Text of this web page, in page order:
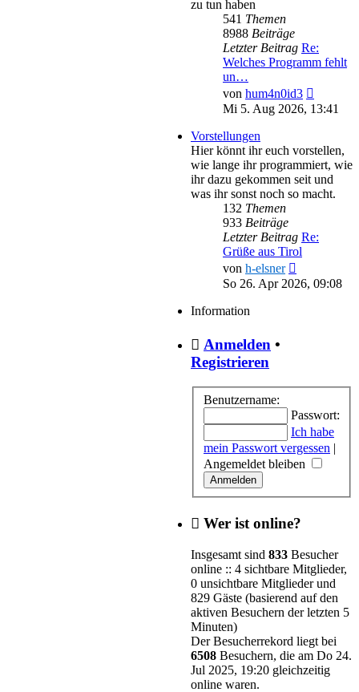
zu tun haben
541 Themen
8988 Beiträge
Letzter Beitrag Re:
Welches Programm fehlt
un…
von hum4n0id3
Beitrag
Mi 5. Aug 2026, 13:41
Vorstellungen
Hier könnt ihr euch vorstellen,
wie lange ihr programmiert, wie
ihr dazu gekommen seit und
was ihr sonst noch so macht.
132 Themen
933 Beiträge
Letzter Beitrag Re:
Grüße aus Tirol
von h-elsner
Beitrag
So 26. Apr 2026, 09:08
Information
Anmelden •
Registrieren
Benutzername:
Passwort:
Ich habe
mein Passwort vergessen |
Angemeldet bleiben
Wer ist online?
Insgesamt sind 833 Besucher
online :: 4 sichtbare Mitglieder,
0 unsichtbare Mitglieder und
829 Gäste (basierend auf den
aktiven Besuchern der letzten 5
Minuten)
Der Besucherrekord liegt bei
6508 Besuchern, die am Do 24.
Jul 2025, 19:20 gleichzeitig
online waren.